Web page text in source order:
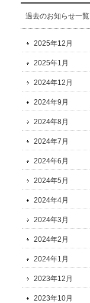
過去のお知らせ一覧
2025年12月
2025年1月
2024年12月
2024年9月
2024年8月
2024年7月
2024年6月
2024年5月
2024年4月
2024年3月
2024年2月
2024年1月
2023年12月
2023年10月